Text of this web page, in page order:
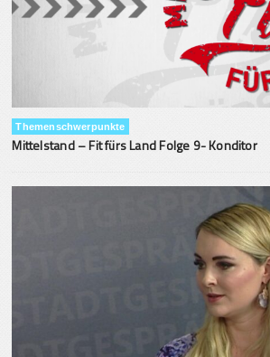
Themenschwerpunkte
Mittelstand – Fit fürs Land Folge 9- Konditor